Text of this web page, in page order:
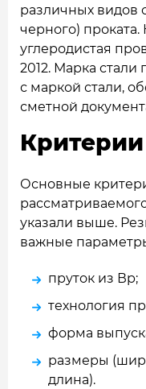
различных видов
черного) проката.
углеродистая
2012. Марка стали
с маркой стали,
сметной
Основные
указали выше.
важные
пруток из Вр;
технология
форма
размеры
длина).